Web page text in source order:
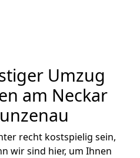
Umzug
am Neckar
recht kostspielig sein,
wir sind hier, um Ihnen